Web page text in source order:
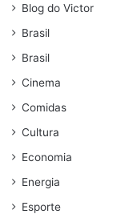
Blog do Victor
Brasil
Brasil
Cinema
Comidas
Cultura
Economia
Energia
Esporte